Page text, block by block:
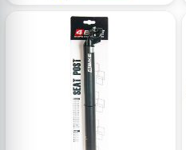
зажим, чёрный